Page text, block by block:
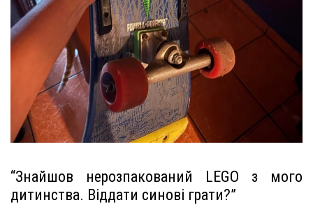
“Знайшов нерозпакований LEGO з мого
дитинства. Віддати синові грати?”